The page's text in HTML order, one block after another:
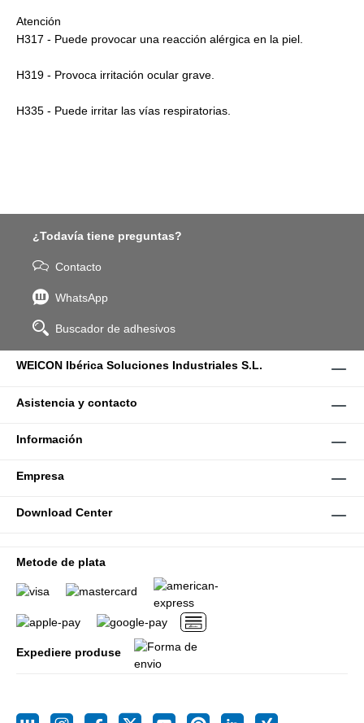
Atención
H317 - Puede provocar una reacción alérgica en la piel.
H319 - Provoca irritación ocular grave.
H335 - Puede irritar las vías respiratorias.
¿Todavía tiene preguntas?
Contacto
WhatsApp
Buscador de adhesivos
WEICON Ibérica Soluciones Industriales S.L.
Asistencia y contacto
Información
Empresa
Download Center
Metode de plata
Expediere produse